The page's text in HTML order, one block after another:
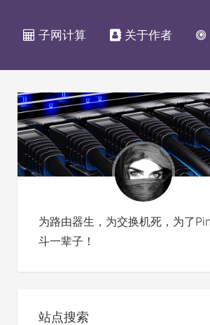
子网计算 关于作者
为路由器生，为交换机死，为了
斗一辈子！
站点搜索